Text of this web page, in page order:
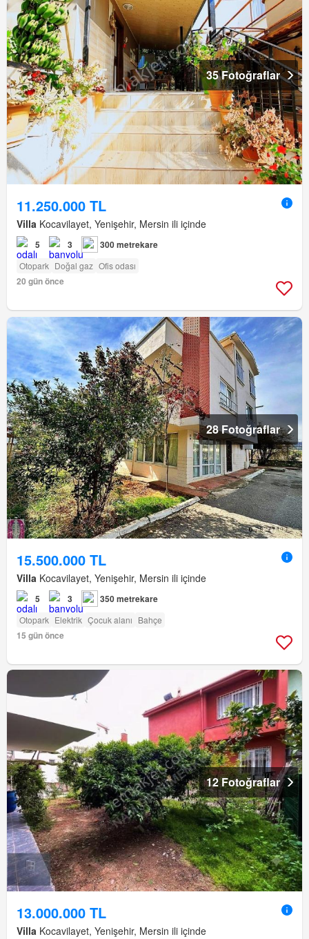
35 Fotoğraflar
11.250.000 TL
Villa Kocavilayet, Yenişehir, Mersin ili içinde
5 3 300 metrekare
Otopark Doğal gaz Ofis odası
20 gün önce
28 Fotoğraflar
15.500.000 TL
Villa Kocavilayet, Yenişehir, Mersin ili içinde
5 3 350 metrekare
Otopark Elektrik Çocuk alanı Bahçe
15 gün önce
12 Fotoğraflar
13.000.000 TL
Villa Kocavilayet, Yenişehir, Mersin ili içinde